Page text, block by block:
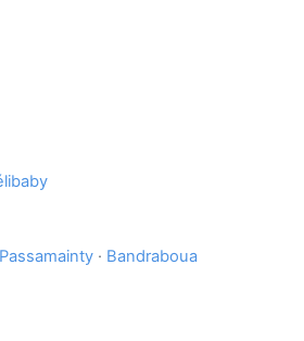
Passamainty · Bandraboua